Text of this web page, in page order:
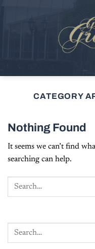
CATEGORY
Nothing Found
It seems we can’t find
searching can help.